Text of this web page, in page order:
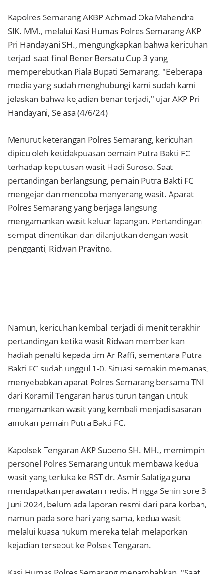
Kapolres Semarang AKBP Achmad Oka Mahendra
SIK. MM., melalui Kasi Humas Polres Semarang AKP
Pri Handayani SH., mengungkapkan bahwa kericuhan
terjadi saat final Bener Bersatu Cup 3 yang
memperebutkan Piala Bupati Semarang. "Beberapa
media yang sudah menghubungi kami sudah kami
jelaskan bahwa kejadian benar terjadi," ujar AKP Pri
Handayani, Selasa (4/6/24)
Menurut keterangan Polres Semarang, kericuhan
dipicu oleh ketidakpuasan pemain Putra Bakti FC
terhadap keputusan wasit Hadi Suroso. Saat
pertandingan berlangsung, pemain Putra Bakti FC
mengejar dan mencoba menyerang wasit. Aparat
Polres Semarang yang berjaga langsung
mengamankan wasit keluar lapangan. Pertandingan
sempat dihentikan dan dilanjutkan dengan wasit
pengganti, Ridwan Prayitno.
Namun, kericuhan kembali terjadi di menit terakhir
pertandingan ketika wasit Ridwan memberikan
hadiah penalti kepada tim Ar Raffi, sementara Putra
Bakti FC sudah unggul 1-0. Situasi semakin memanas,
menyebabkan aparat Polres Semarang bersama TNI
dari Koramil Tengaran harus turun tangan untuk
mengamankan wasit yang kembali menjadi sasaran
amukan pemain Putra Bakti FC.
Kapolsek Tengaran AKP Supeno SH. MH., memimpin
personel Polres Semarang untuk membawa kedua
wasit yang terluka ke RST dr. Asmir Salatiga guna
mendapatkan perawatan medis. Hingga Senin sore 3
Juni 2024, belum ada laporan resmi dari para korban,
namun pada sore hari yang sama, kedua wasit
melalui kuasa hukum mereka telah melaporkan
kejadian tersebut ke Polsek Tengaran.